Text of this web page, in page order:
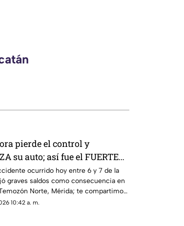
pierde el control y
su auto; así fue el FUERTE
HOY en Temozón Norte,
ocurrido hoy entre 6 y 7 de la
graves saldos como consecuencia en
Norte, Mérida; te compartimos
10:42 a. m.